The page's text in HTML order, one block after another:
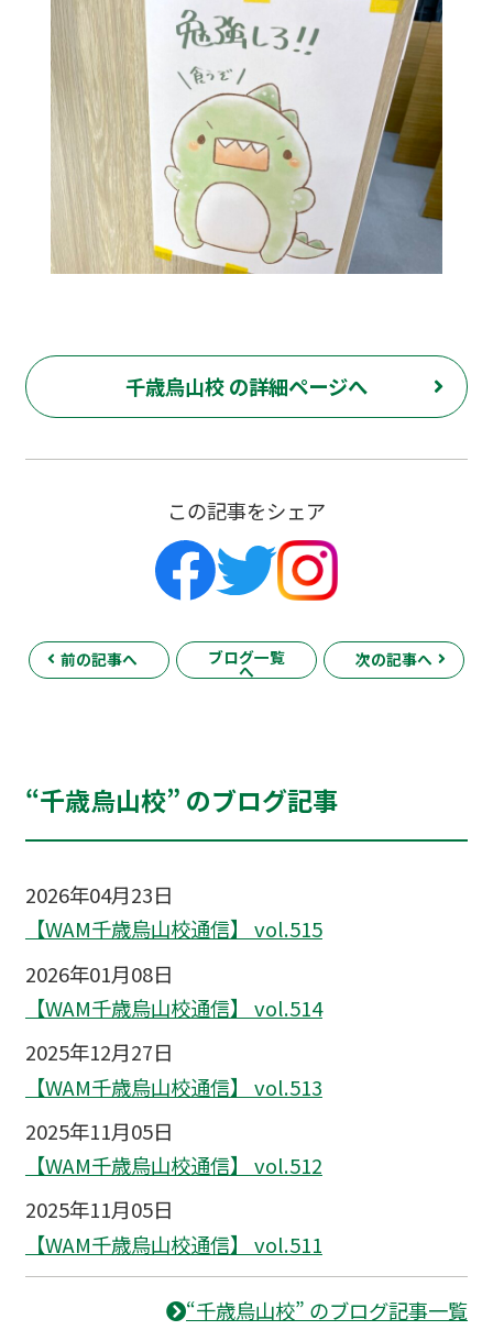
千歳烏山校 の詳細ページへ
この記事をシェア
前の記事へ ブログ一覧
へ
次の記事へ
“千歳烏山校” のブログ記事
2026年04月23日
【WAM千歳烏山校通信】 vol.515
2026年01月08日
【WAM千歳烏山校通信】 vol.514
2025年12月27日
【WAM千歳烏山校通信】 vol.513
2025年11月05日
【WAM千歳烏山校通信】 vol.512
2025年11月05日
【WAM千歳烏山校通信】 vol.511
“千歳烏山校” のブログ記事一覧